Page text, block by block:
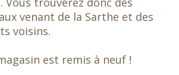
venant de la Sarthe et des
voisins.
est remis à neuf !